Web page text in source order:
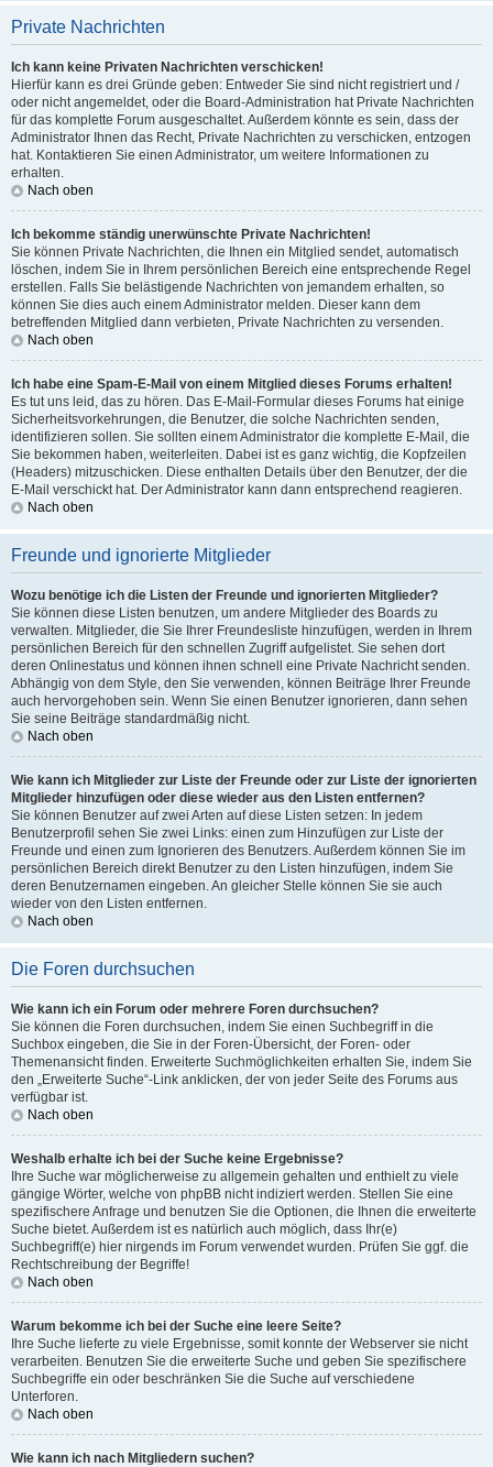
Private Nachrichten
Ich kann keine Privaten Nachrichten verschicken!
Hierfür kann es drei Gründe geben: Entweder Sie sind nicht registriert und /
oder nicht angemeldet, oder die Board-Administration hat Private Nachrichten
für das komplette Forum ausgeschaltet. Außerdem könnte es sein, dass der
Administrator Ihnen das Recht, Private Nachrichten zu verschicken, entzogen
hat. Kontaktieren Sie einen Administrator, um weitere Informationen zu
erhalten.
Nach oben
Ich bekomme ständig unerwünschte Private Nachrichten!
Sie können Private Nachrichten, die Ihnen ein Mitglied sendet, automatisch
löschen, indem Sie in Ihrem persönlichen Bereich eine entsprechende Regel
erstellen. Falls Sie belästigende Nachrichten von jemandem erhalten, so
können Sie dies auch einem Administrator melden. Dieser kann dem
betreffenden Mitglied dann verbieten, Private Nachrichten zu versenden.
Nach oben
Ich habe eine Spam-E-Mail von einem Mitglied dieses Forums erhalten!
Es tut uns leid, das zu hören. Das E-Mail-Formular dieses Forums hat einige
Sicherheitsvorkehrungen, die Benutzer, die solche Nachrichten senden,
identifizieren sollen. Sie sollten einem Administrator die komplette E-Mail, die
Sie bekommen haben, weiterleiten. Dabei ist es ganz wichtig, die Kopfzeilen
(Headers) mitzuschicken. Diese enthalten Details über den Benutzer, der die
E-Mail verschickt hat. Der Administrator kann dann entsprechend reagieren.
Nach oben
Freunde und ignorierte Mitglieder
Wozu benötige ich die Listen der Freunde und ignorierten Mitglieder?
Sie können diese Listen benutzen, um andere Mitglieder des Boards zu
verwalten. Mitglieder, die Sie Ihrer Freundesliste hinzufügen, werden in Ihrem
persönlichen Bereich für den schnellen Zugriff aufgelistet. Sie sehen dort
deren Onlinestatus und können ihnen schnell eine Private Nachricht senden.
Abhängig von dem Style, den Sie verwenden, können Beiträge Ihrer Freunde
auch hervorgehoben sein. Wenn Sie einen Benutzer ignorieren, dann sehen
Sie seine Beiträge standardmäßig nicht.
Nach oben
Wie kann ich Mitglieder zur Liste der Freunde oder zur Liste der ignorierten
Mitglieder hinzufügen oder diese wieder aus den Listen entfernen?
Sie können Benutzer auf zwei Arten auf diese Listen setzen: In jedem
Benutzerprofil sehen Sie zwei Links: einen zum Hinzufügen zur Liste der
Freunde und einen zum Ignorieren des Benutzers. Außerdem können Sie im
persönlichen Bereich direkt Benutzer zu den Listen hinzufügen, indem Sie
deren Benutzernamen eingeben. An gleicher Stelle können Sie sie auch
wieder von den Listen entfernen.
Nach oben
Die Foren durchsuchen
Wie kann ich ein Forum oder mehrere Foren durchsuchen?
Sie können die Foren durchsuchen, indem Sie einen Suchbegriff in die
Suchbox eingeben, die Sie in der Foren-Übersicht, der Foren- oder
Themenansicht finden. Erweiterte Suchmöglichkeiten erhalten Sie, indem Sie
den „Erweiterte Suche“-Link anklicken, der von jeder Seite des Forums aus
verfügbar ist.
Nach oben
Weshalb erhalte ich bei der Suche keine Ergebnisse?
Ihre Suche war möglicherweise zu allgemein gehalten und enthielt zu viele
gängige Wörter, welche von phpBB nicht indiziert werden. Stellen Sie eine
spezifischere Anfrage und benutzen Sie die Optionen, die Ihnen die erweiterte
Suche bietet. Außerdem ist es natürlich auch möglich, dass Ihr(e)
Suchbegriff(e) hier nirgends im Forum verwendet wurden. Prüfen Sie ggf. die
Rechtschreibung der Begriffe!
Nach oben
Warum bekomme ich bei der Suche eine leere Seite?
Ihre Suche lieferte zu viele Ergebnisse, somit konnte der Webserver sie nicht
verarbeiten. Benutzen Sie die erweiterte Suche und geben Sie spezifischere
Suchbegriffe ein oder beschränken Sie die Suche auf verschiedene
Unterforen.
Nach oben
Wie kann ich nach Mitgliedern suchen?